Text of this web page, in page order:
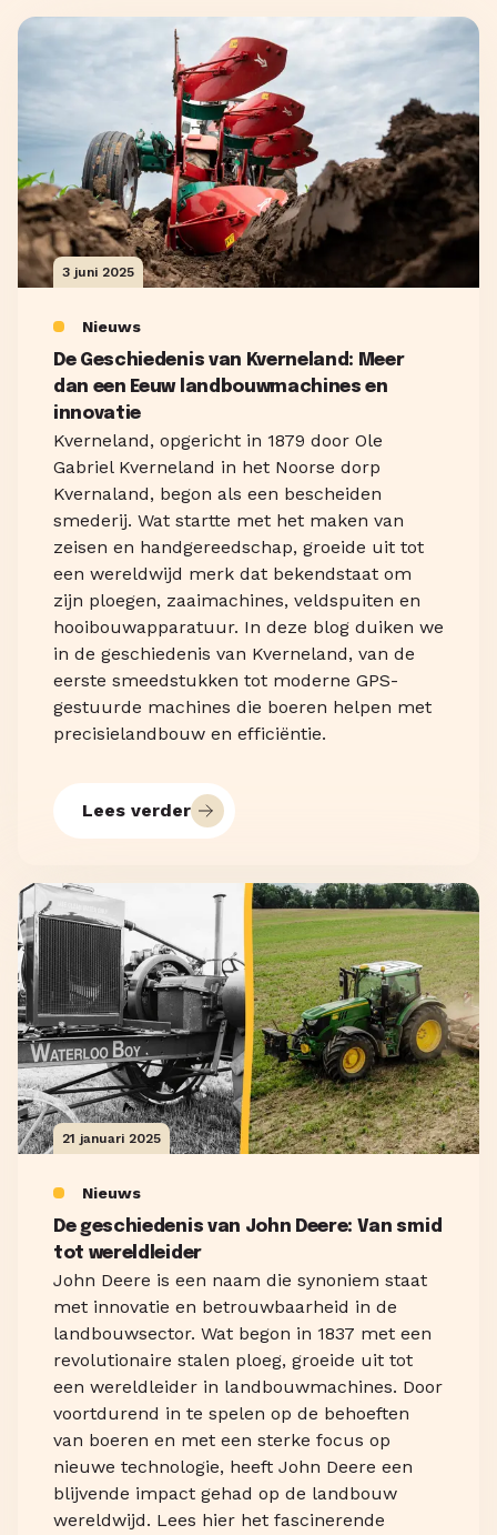
3 juni 2025
Nieuws
De Geschiedenis van Kverneland: Meer
dan een Eeuw landbouwmachines en
innovatie
Kverneland, opgericht in 1879 door Ole
Gabriel Kverneland in het Noorse dorp
Kvernaland, begon als een bescheiden
smederij. Wat startte met het maken van
zeisen en handgereedschap, groeide uit tot
een wereldwijd merk dat bekendstaat om
zijn ploegen, zaaimachines, veldspuiten en
hooibouwapparatuur. In deze blog duiken we
in de geschiedenis van Kverneland, van de
eerste smeedstukken tot moderne GPS-
gestuurde machines die boeren helpen met
precisielandbouw en efficiëntie.
Lees verder
21 januari 2025
Nieuws
De geschiedenis van John Deere: Van smid
tot wereldleider
John Deere is een naam die synoniem staat
met innovatie en betrouwbaarheid in de
landbouwsector. Wat begon in 1837 met een
revolutionaire stalen ploeg, groeide uit tot
een wereldleider in landbouwmachines. Door
voortdurend in te spelen op de behoeften
van boeren en met een sterke focus op
nieuwe technologie, heeft John Deere een
blijvende impact gehad op de landbouw
wereldwijd. Lees hier het fascinerende